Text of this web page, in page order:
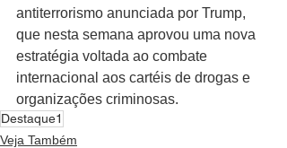
antiterrorismo anunciada por Trump,
que nesta semana aprovou uma nova
estratégia voltada ao combate
internacional aos cartéis de drogas e
organizações criminosas.
Destaque1
Veja Também